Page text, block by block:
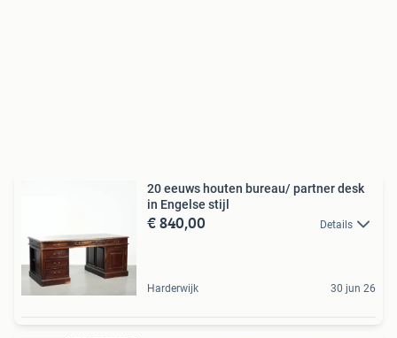
20 eeuws houten bureau/ partner desk
in Engelse stijl
€ 840,00 Details
Harderwijk 30 jun 26